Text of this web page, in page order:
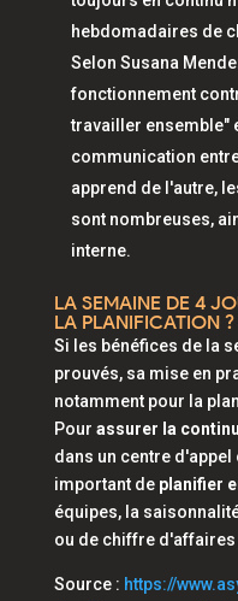
hebdomadaires de
Selon Susana
fonctionnement
travailler ensemble"
communication
apprend de l'autre,
sont nombreuses,
interne.
LA SEMAINE DE 4
LA PLANIFICATION ?
Si les bénéfices de la
prouvés, sa mise en
notamment pour la
Pour assurer la
dans un centre
important de planifier
équipes, la
ou de chiffre
Source : https://